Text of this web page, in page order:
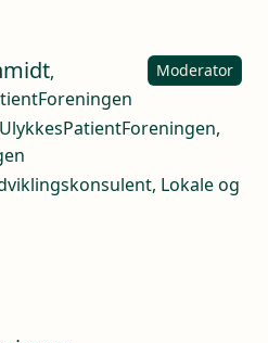
,
Moderator
Lokale og